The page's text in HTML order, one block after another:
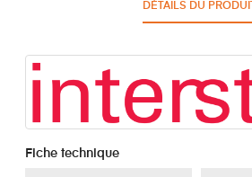
DÉTAILS DU PRODUIT
Fiche technique